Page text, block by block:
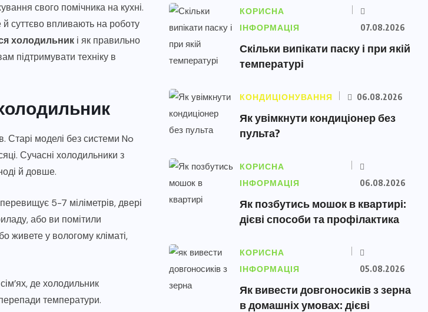
свого помічника на кухні.
суттєво впливають на роботу
холодильник і як правильно
підтримувати техніку в
Старі моделі без системи No
Сучасні холодильники з
й довше.
5-7 міліметрів, двері
або ви помітили
живете у вологому кліматі,
де холодильник
температури.
КОРИСНА
ІНФОРМАЦІЯ
07.08.2026
Скільки випікати паску і при якій
температурі
КОНДИЦІОНУВАННЯ 06.08.2026
Як увімкнути кондиціонер без
пульта?
КОРИСНА
ІНФОРМАЦІЯ
06.08.2026
Як позбутись мошок в квартирі:
дієві способи та профілактика
КОРИСНА
ІНФОРМАЦІЯ
05.08.2026
Як вивести довгоносиків з зерна
в домашніх умовах: дієві